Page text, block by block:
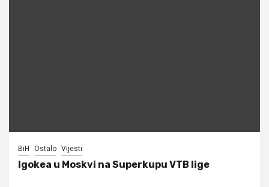
BiH Ostalo Vijesti
Igokea u Moskvi na Superkupu VTB lige